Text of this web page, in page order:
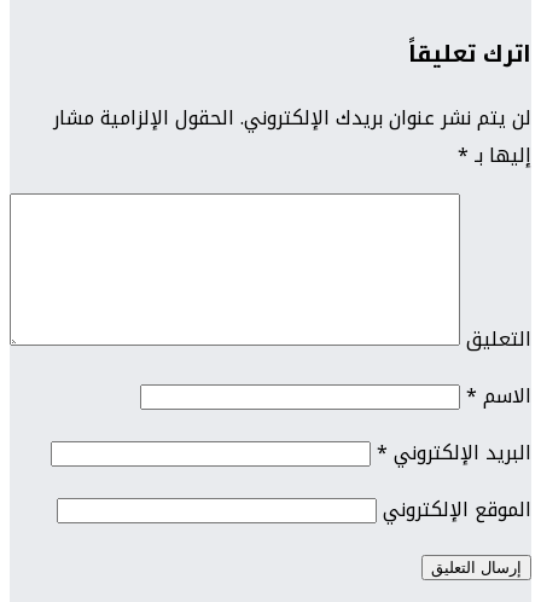
اترك تعليقاً
لن يتم نشر عنوان بريدك الإلكتروني.الحقول الإلزامية مشار
إليها بـ*
التعليق
الاسم*
البريد الإلكتروني*
الموقع الإلكتروني